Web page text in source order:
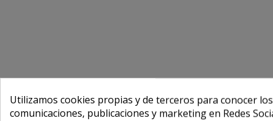
Utilizamos cookies propias y de terceros para conocer
comunicaciones, publicaciones y marketing en Redes